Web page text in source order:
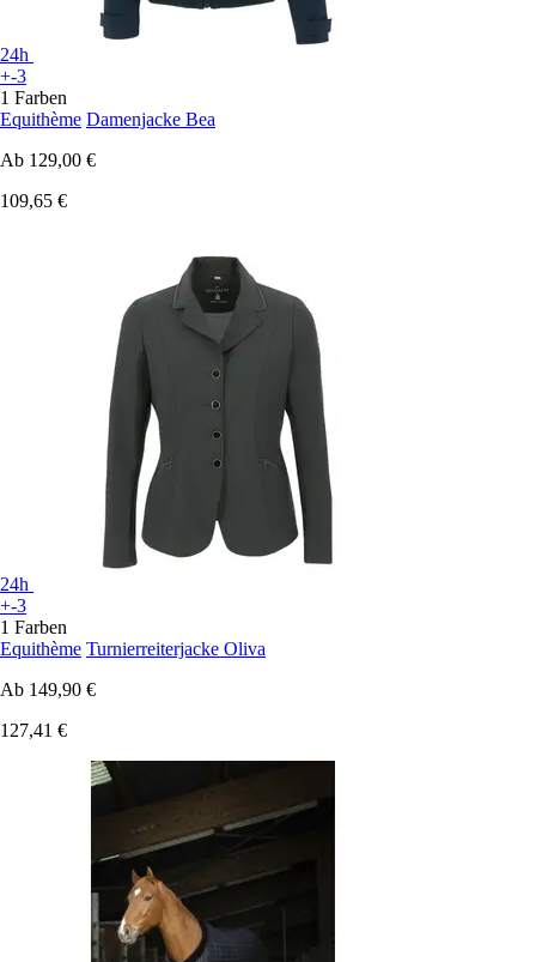
24h
+-3
1 Farben
Equithème Damenjacke Bea
Ab 129,00 €
109,65 €
24h
+-3
1 Farben
Equithème Turnierreiterjacke Oliva
Ab 149,90 €
127,41 €